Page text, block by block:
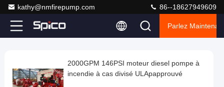
kathy@nmfirepump.com 86--18627949609
Parlez
Video
2000GPM
146PSI
2000GPM 146PSI moteur diesel pompe à
incendie à cas divisé ULApapprouvé